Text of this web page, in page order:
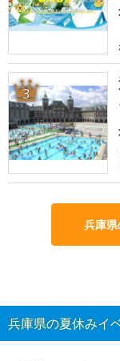
3
兵庫
兵庫県の夏休みイ